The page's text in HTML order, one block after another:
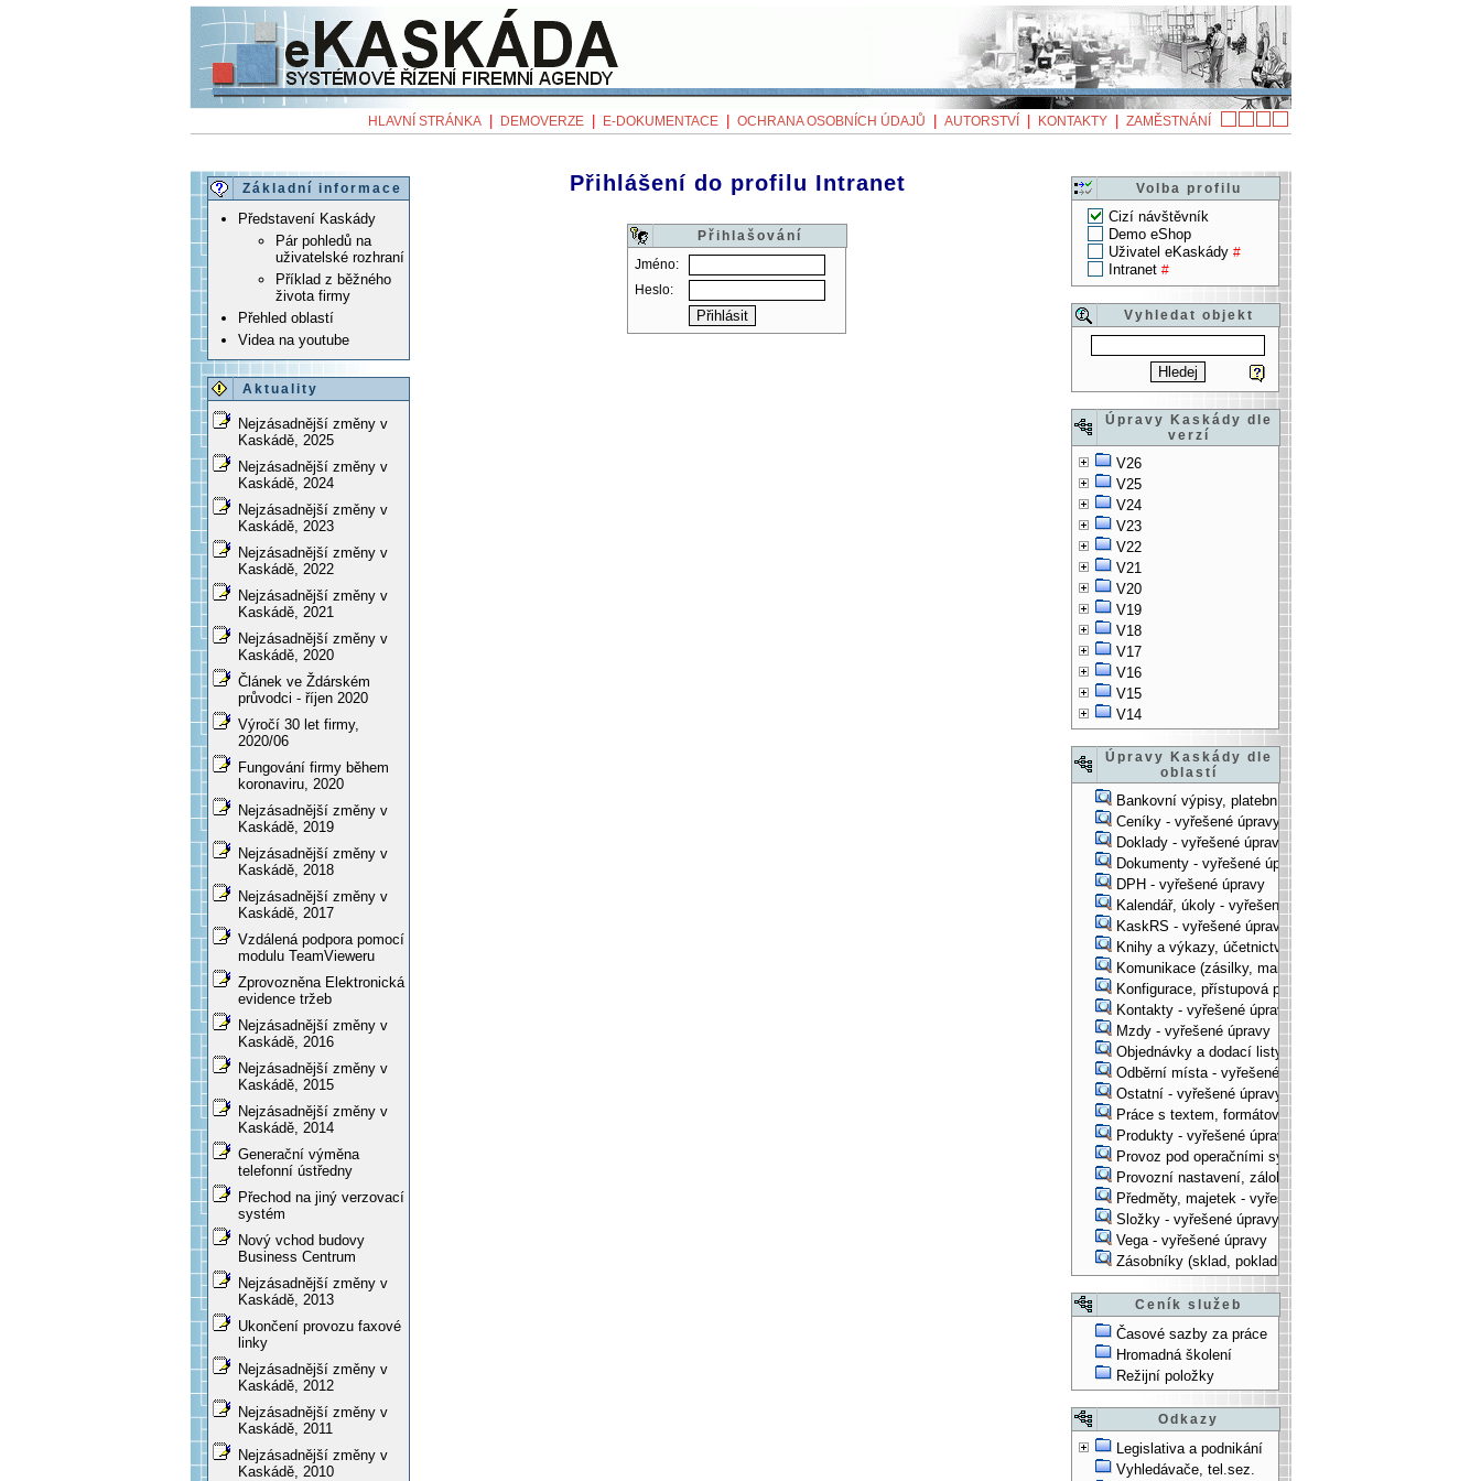
HLAVNÍ STRÁNKA DEMOVERZE E-DOKUMENTACE OCHRANA OSOBNÍCH ÚDAJŮ AUTORSTVÍ KONTAKTY ZAMĚSTNÁNÍ
Základní informace
Představení Kaskády
Pár pohledů na
uživatelské rozhraní
Příklad z běžného
života firmy
Přehled oblastí
Videa na youtube
Aktuality
Nejzásadnější změny v
Kaskádě, 2025
Nejzásadnější změny v
Kaskádě, 2024
Nejzásadnější změny v
Kaskádě, 2023
Nejzásadnější změny v
Kaskádě, 2022
Nejzásadnější změny v
Kaskádě, 2021
Nejzásadnější změny v
Kaskádě, 2020
Článek ve Ždárském
průvodci - říjen 2020
Výročí 30 let firmy,
2020/06
Fungování firmy během
koronaviru, 2020
Nejzásadnější změny v
Kaskádě, 2019
Nejzásadnější změny v
Kaskádě, 2018
Nejzásadnější změny v
Kaskádě, 2017
Vzdálená podpora pomocí
modulu TeamVieweru
Zprovozněna Elektronická
evidence tržeb
Nejzásadnější změny v
Kaskádě, 2016
Nejzásadnější změny v
Kaskádě, 2015
Nejzásadnější změny v
Kaskádě, 2014
Generační výměna
telefonní ústředny
Přechod na jiný verzovací
systém
Nový vchod budovy
Business Centrum
Nejzásadnější změny v
Kaskádě, 2013
Ukončení provozu faxové
linky
Nejzásadnější změny v
Kaskádě, 2012
Nejzásadnější změny v
Kaskádě, 2011
Nejzásadnější změny v
Kaskádě, 2010
Volba profilu
Cizí návštěvník
Demo eShop
Uživatel eKaskády #
Intranet #
Vyhledat objekt
Úpravy Kaskády dle
verzí
V26
V25
V24
V23
V22
V21
V20
V19
V18
V17
V16
V15
V14
Úpravy Kaskády dle
oblastí
Bankovní výpisy, platební příkazy - vyřešené úpravy
Ceníky - vyřešené úpravy
Doklady - vyřešené úpravy
Dokumenty - vyřešené úpravy
DPH - vyřešené úpravy
Kalendář, úkoly - vyřešené úpravy
KaskRS - vyřešené úpravy
Knihy a výkazy, účetnictví - vyřešené úpravy
Komunikace (zásilky, mail-systém, ...) - vyřešené úpravy
Konfigurace, přístupová práva, ... - vyřešené úpravy
Kontakty - vyřešené úpravy
Mzdy - vyřešené úpravy
Objednávky a dodací listy - vyřešené úpravy
Odběrní místa - vyřešené úpravy
Ostatní - vyřešené úpravy
Práce s textem, formátování, ... - vyřešené úpravy
Produkty - vyřešené úpravy
Provoz pod operačními systémy, technologické věci -
Provozní nastavení, zálohování, instalace, ... -
Předměty, majetek - vyřešené úpravy
Složky - vyřešené úpravy
Vega - vyřešené úpravy
Zásobníky (sklad, pokladna, bank. účet) - vyřešené
Ceník služeb
Časové sazby za práce
Hromadná školení
Režijní položky
Odkazy
Legislativa a podnikání
Vyhledávače, tel.sez.
Přihlášení do profilu Intranet
Přihlašování
Jméno:
Heslo: